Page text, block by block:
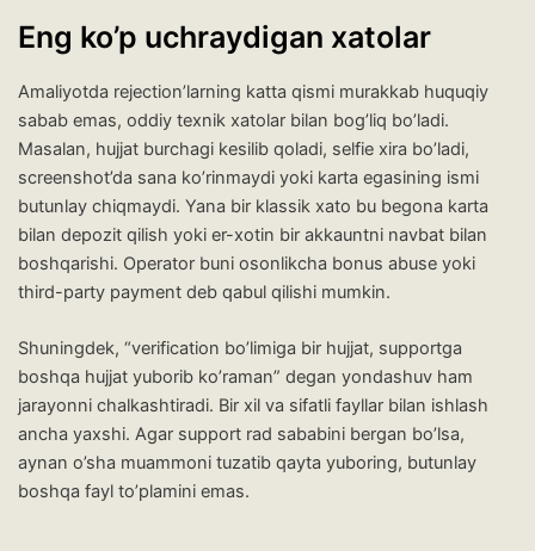
Eng ko’p uchraydigan xatolar
Amaliyotda rejection’larning katta qismi murakkab huquqiy
sabab emas, oddiy texnik xatolar bilan bog’liq bo’ladi.
Masalan, hujjat burchagi kesilib qoladi, selfie xira bo’ladi,
screenshot’da sana ko’rinmaydi yoki karta egasining ismi
butunlay chiqmaydi. Yana bir klassik xato bu begona karta
bilan depozit qilish yoki er-xotin bir akkauntni navbat bilan
boshqarishi. Operator buni osonlikcha bonus abuse yoki
third-party payment deb qabul qilishi mumkin.
Shuningdek, “verification bo’limiga bir hujjat, supportga
boshqa hujjat yuborib ko’raman” degan yondashuv ham
jarayonni chalkashtiradi. Bir xil va sifatli fayllar bilan ishlash
ancha yaxshi. Agar support rad sababini bergan bo’lsa,
aynan o’sha muammoni tuzatib qayta yuboring, butunlay
boshqa fayl to’plamini emas.